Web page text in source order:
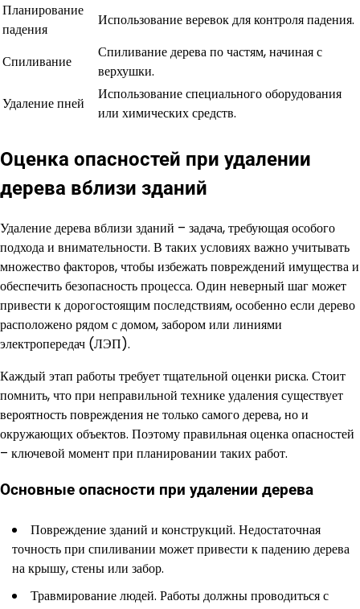
Планирование
падения
Использование веревок для контроля падения.
Спиливание
Спиливание дерева по частям, начиная с
верхушки.
Удаление пней
Использование специального оборудования
или химических средств.
Оценка опасностей при удалении
дерева вблизи зданий
Удаление дерева вблизи зданий – задача, требующая особого
подхода и внимательности. В таких условиях важно учитывать
множество факторов, чтобы избежать повреждений имущества и
обеспечить безопасность процесса. Один неверный шаг может
привести к дорогостоящим последствиям, особенно если дерево
расположено рядом с домом, забором или линиями
электропередач (ЛЭП).
Каждый этап работы требует тщательной оценки риска. Стоит
помнить, что при неправильной технике удаления существует
вероятность повреждения не только самого дерева, но и
окружающих объектов. Поэтому правильная оценка опасностей
– ключевой момент при планировании таких работ.
Основные опасности при удалении дерева
Повреждение зданий и конструкций. Недостаточная
точность при спиливании может привести к падению дерева
на крышу, стены или забор.
Травмирование людей. Работы должны проводиться с